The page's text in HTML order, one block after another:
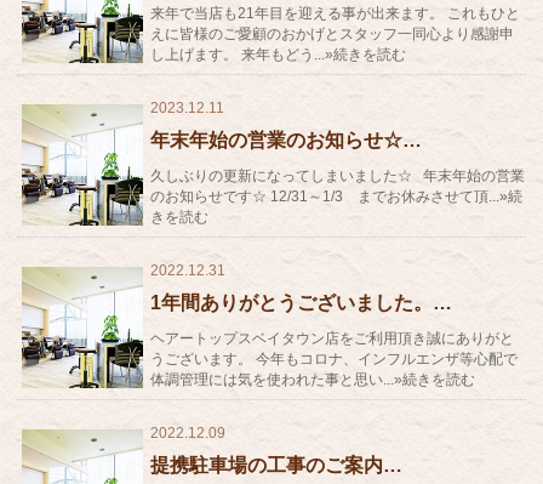
来年で当店も21年目を迎える事が出来ます。 これもひと
えに皆様のご愛顧のおかげとスタッフ一同心より感謝申
し上げます。 来年もどう...»続きを読む
2023.12.11
年末年始の営業のお知らせ☆…
久しぶりの更新になってしまいました☆ 年末年始の営業
のお知らせです☆ 12/31～1/3 までお休みさせて頂...»続
きを読む
2022.12.31
1年間ありがとうございました。…
ヘアートップスベイタウン店をご利用頂き誠にありがと
うございます。 今年もコロナ、インフルエンザ等心配で
体調管理には気を使われた事と思い...»続きを読む
2022.12.09
提携駐車場の工事のご案内…